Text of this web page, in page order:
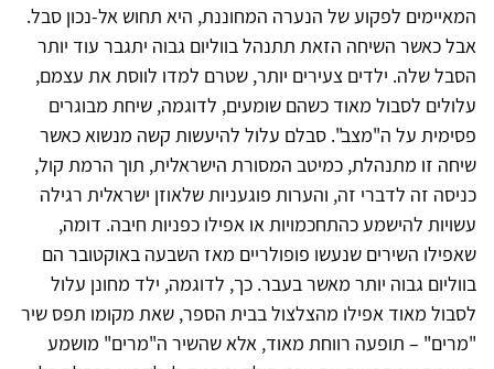
המאיימים לפקוע של הנערה המחוננת, היא תחוש אל-נכון סבל.
אבל כאשר השיחה הזאת תתנהל בווליום גבוה יתגבר עוד יותר
הסבל שלה. ילדים צעירים יותר, שטרם למדו לווסת את עצמם,
עלולים לסבול מאוד כשהם שומעים, לדוגמה, שיחת מבוגרים
פסימית על ה"מצב". סבלם עלול להיעשות קשה מנשוא כאשר
שיחה זו מתנהלת, כמיטב המסורת הישראלית, תוך הרמת קול,
כניסה זה לדברי זה, והערות פוגעניות שלאוזן ישראלית רגילה
עשויות להישמע כהתחכמויות או אפילו כפניות חיבה. דומה,
שאפילו השירים שנעשו פופולריים מאז השבעה באוקטובר הם
בווליום גבוה יותר מאשר בעבר. כך, לדוגמה, ילד מחונן עלול
לסבול מאוד אפילו מהצלצול בבית הספר, שאת מקומו תפס שיר
"מרים" – תופעה רווחת מאוד, אלא שהשיר ה"מרים" מושמע